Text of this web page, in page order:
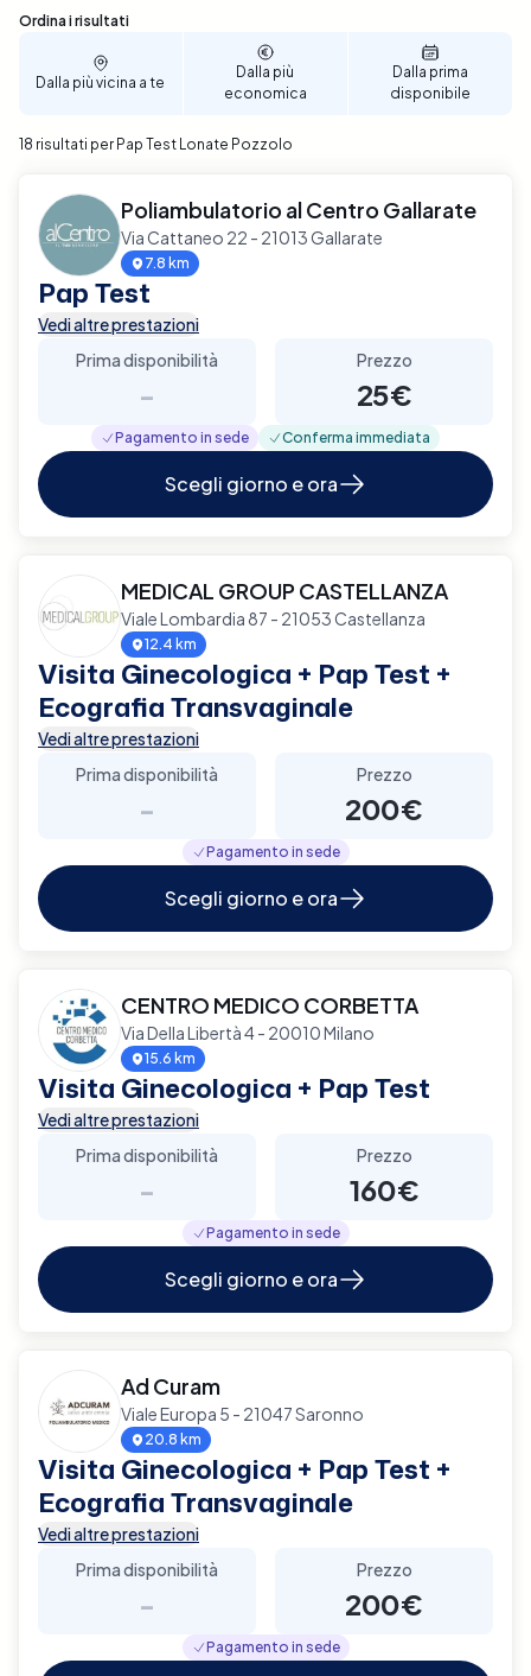
Sono stati trovati 18 risultati
Ordina i risultati
Dalla più vicina a te
Dalla più
economica
Dalla prima
disponibile
18 risultati per Pap Test Lonate Pozzolo
Poliambulatorio al Centro Gallarate
Via Cattaneo 22 - 21013 Gallarate
7.8 km
Pap Test
Vedi altre prestazioni
Prima disponibilità
-
Prezzo
25€
Pagamento in sede Conferma immediata
Scegli giorno e ora
MEDICAL GROUP CASTELLANZA
Viale Lombardia 87 - 21053 Castellanza
12.4 km
Visita Ginecologica + Pap Test +
Ecografia Transvaginale
Vedi altre prestazioni
Prima disponibilità
-
Prezzo
200€
Pagamento in sede
Scegli giorno e ora
CENTRO MEDICO CORBETTA
Via Della Libertà 4 - 20010 Milano
15.6 km
Visita Ginecologica + Pap Test
Vedi altre prestazioni
Prima disponibilità
-
Prezzo
160€
Pagamento in sede
Scegli giorno e ora
Ad Curam
Viale Europa 5 - 21047 Saronno
20.8 km
Visita Ginecologica + Pap Test +
Ecografia Transvaginale
Vedi altre prestazioni
Prima disponibilità
-
Prezzo
200€
Pagamento in sede